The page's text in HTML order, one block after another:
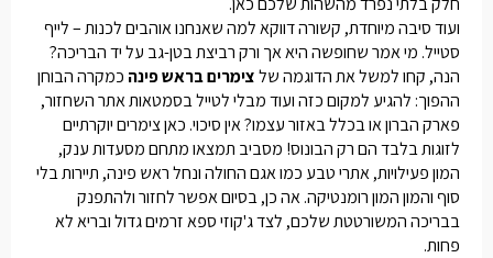
ועוד סיבה מיוחדת, קשורה דווקא למה שאנחנו אוהבים לכנות – לייף
סטייל. מי אמר שחופשה היא אך ורק רביצת בטן-גב על יד הבריכה?
הנה, קחו למשל את הדוגמה שלצימרים בראש פינה כמקרה הבוחן
ההפוך: להגיע למקום כזה ועוד מבלי לטייל בסמטאות אתר השחזור,
פארק הברון או בכלל באזור עצמו? אין סיכוי. כאןצימרים יוקרתיים
לזוגות בלבדהם רק הבונוס! מסביב תמצאו מתחם מסעדות ענק,
המון פעילויות, אתרי טבע כמו אגם החולה ונחל ראש פינה, תיירות בלי
סוף והמון המון רומנטיקה. אה כן, בסיום אפשר לחזור ולהתפנק
בבריכה המשורטטת שלכם, לצד ג'קוזי ספא זרמים גדול ובריא לא
פחות.